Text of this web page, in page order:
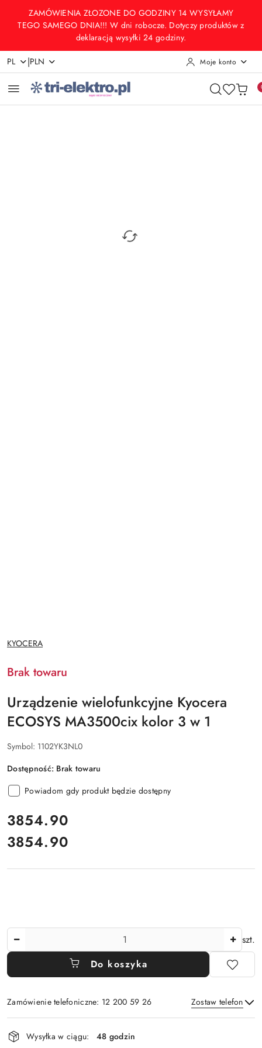
Przejdź do treści głównej
Przejdź do wyszukiwarki
Przejdź do moje konto
Przejdź do menu głównego
Przejdź do opisu produktu
Przejdź do stopki
ZAMÓWIENIA ZŁOZONE DO GODZINY 14 WYSYŁAMY
TEGO SAMEGO DNIA!!! W dni robocze. Dotyczy produktów z
deklaracją wysyłki 24 godziny.
PL |PLN Moje konto
NAZWA
PRODUCENTA:
KYOCERA
Brak towaru
Urządzenie wielofunkcyjne Kyocera
ECOSYS MA3500cix kolor 3 w 1
Symbol: 1102YK3NL0
Dostępność: Brak towaru
Powiadom gdy produkt będzie dostępny
cena:
3854.90
Cena:
3854.90
szt.
Do koszyka
Zamówienie telefoniczne: 12 200 59 26 Zostaw telefon
Dostępność
i
Wysyłka w ciągu:
48 godzin